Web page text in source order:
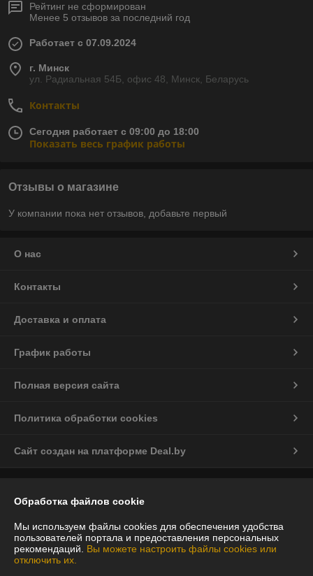
Рейтинг не сформирован
Менее 5 отзывов за последний год
Работает с 07.09.2024
г. Минск
ул. Радиальная 54Б, офис 48, Минск, Беларусь
Контакты
Сегодня работает с 09:00 до 18:00
Показать весь график работы
Отзывы о магазине
У компании пока нет отзывов, добавьте первый
О нас
Контакты
Доставка и оплата
График работы
Полная версия сайта
Политика обработки cookies
Сайт создан на платформе Deal.by
220070, г. Минск, ул. Радиальная, 54 Б, помещение 48
Регистрационный номер ЕГР: 193787349
УНП: 193787349
Обработка файлов cookie
Мы используем файлы cookies для обеспечения удобства
пользователей портала и предоставления персональных
рекомендаций. Вы можете настроить файлы cookies или
отключить их.